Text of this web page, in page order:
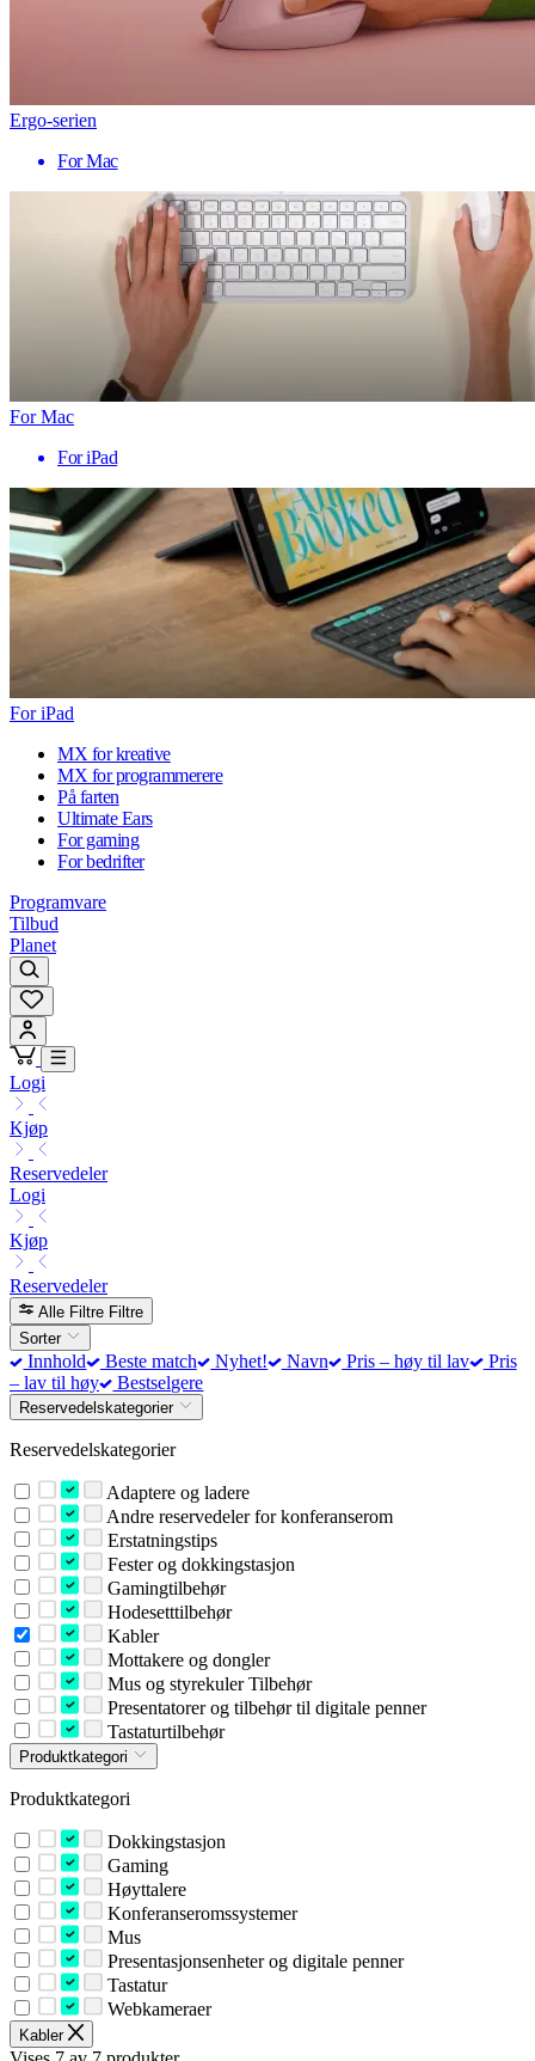
Ergo-serien
For Mac
For Mac
For iPad
For iPad
MX for kreative
MX for programmerere
På farten
Ultimate Ears
For gaming
For bedrifter
Programvare
Tilbud
Planet
Logi
Kjøp
Reservedeler
Logi
Kjøp
Reservedeler
Alle Filtre Filtre
Sorter
Innhold Beste match Nyhet! Navn Pris – høy til lav
Pris
– lav til høy
Bestselgere
Reservedelskategorier
Reservedelskategorier
Adaptere og ladere
Andre reservedeler for konferanserom
Erstatningstips
Fester og dokkingstasjon
Gamingtilbehør
Hodesetttilbehør
Kabler
Mottakere og dongler
Mus og styrekuler Tilbehør
Presentatorer og tilbehør til digitale penner
Tastaturtilbehør
Produktkategori
Produktkategori
Dokkingstasjon
Gaming
Høyttalere
Konferanseromssystemer
Mus
Presentasjonsenheter og digitale penner
Tastatur
Webkameraer
Kabler